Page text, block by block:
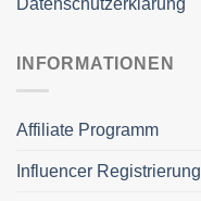
Datenschutzerklärung
INFORMATIONEN
Affiliate Programm
Influencer Registrierung